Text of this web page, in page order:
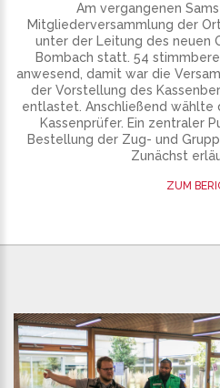
Am vergangenen
Mitgliederversammlung der
unter der Leitung des neuen
Bombach statt. 54
anwesend, damit war die
der Vorstellung des
entlastet. Anschließend wählte
Kassenprüfer. Ein zentraler
Bestellung der Zug- und
Zunächst
ZUM